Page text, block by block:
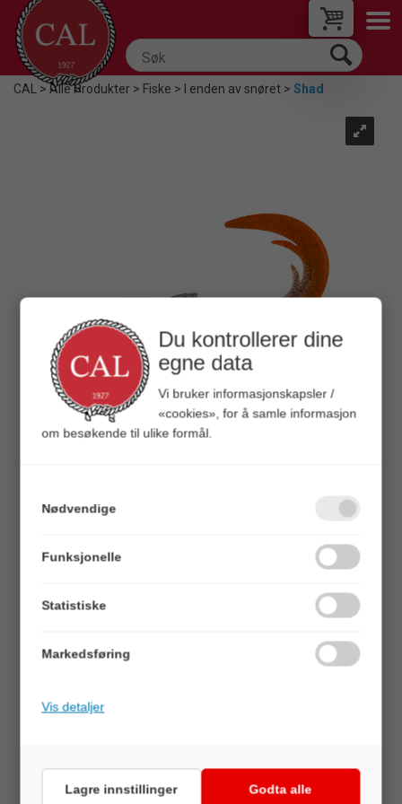
CAL >Alle Produkter>Fiske> I enden av snøret>Shad
Headbanger FireTail v2
Varenr:106250
BESKRIVELSE
Du kontrollerer dine
egne data
Vi bruker informasjonskapsler /
«cookies», for å samle informasjon
om besøkende til ulike formål.
Nødvendige
Funksjonelle
Statistiske
Markedsføring
Vis detaljer
Lagre innstillinger Godta alle